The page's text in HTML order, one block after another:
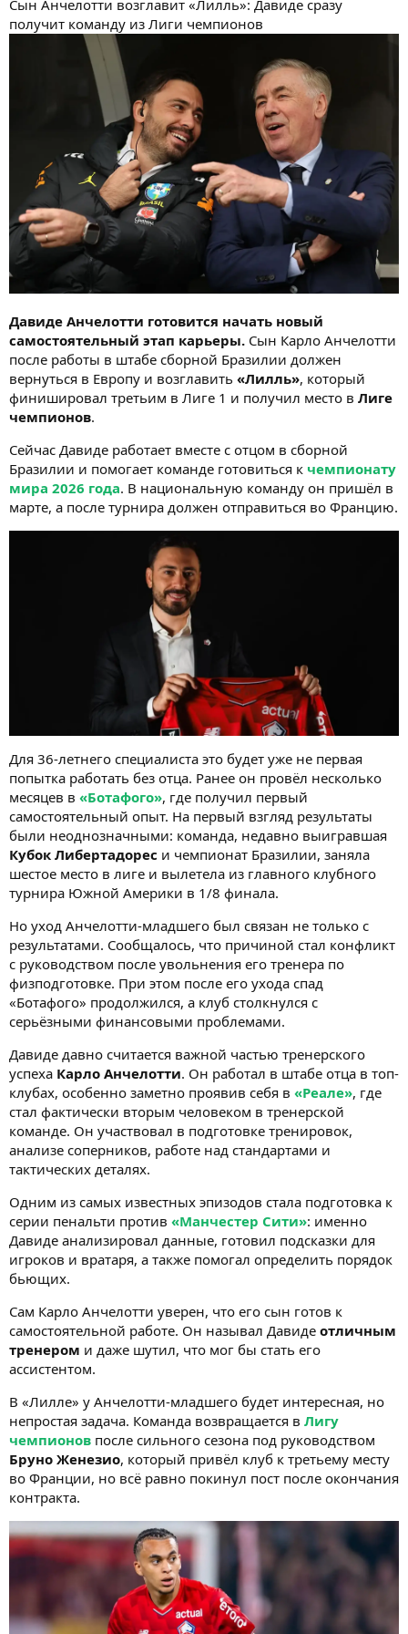
Сын Анчелотти возглавит «Лилль»: Давиде сразу
получит команду из Лиги чемпионов
Давиде Анчелотти готовится начать новый
самостоятельный этап карьеры. Сын Карло Анчелотти
после работы в штабе сборной Бразилии должен
вернуться в Европу и возглавить «Лилль», который
финишировал третьим в Лиге 1 и получил место в Лиге
чемпионов.
Сейчас Давиде работает вместе с отцом в сборной
Бразилии и помогает команде готовиться к чемпионату
мира 2026 года. В национальную команду он пришёл в
марте, а после турнира должен отправиться во Францию.
Для 36-летнего специалиста это будет уже не первая
попытка работать без отца. Ранее он провёл несколько
месяцев в «Ботафого», где получил первый
самостоятельный опыт. На первый взгляд результаты
были неоднозначными: команда, недавно выигравшая
Кубок Либертадорес и чемпионат Бразилии, заняла
шестое место в лиге и вылетела из главного клубного
турнира Южной Америки в 1/8 финала.
Но уход Анчелотти-младшего был связан не только с
результатами. Сообщалось, что причиной стал конфликт
с руководством после увольнения его тренера по
физподготовке. При этом после его ухода спад
«Ботафого» продолжился, а клуб столкнулся с
серьёзными финансовыми проблемами.
Давиде давно считается важной частью тренерского
успеха Карло Анчелотти. Он работал в штабе отца в топ-
клубах, особенно заметно проявив себя в «Реале», где
стал фактически вторым человеком в тренерской
команде. Он участвовал в подготовке тренировок,
анализе соперников, работе над стандартами и
тактических деталях.
Одним из самых известных эпизодов стала подготовка к
серии пенальти против «Манчестер Сити»: именно
Давиде анализировал данные, готовил подсказки для
игроков и вратаря, а также помогал определить порядок
бьющих.
Сам Карло Анчелотти уверен, что его сын готов к
самостоятельной работе. Он называл Давиде отличным
тренером и даже шутил, что мог бы стать его
ассистентом.
В «Лилле» у Анчелотти-младшего будет интересная, но
непростая задача. Команда возвращается в Лигу
чемпионов после сильного сезона под руководством
Бруно Женезио, который привёл клуб к третьему месту
во Франции, но всё равно покинул пост после окончания
контракта.